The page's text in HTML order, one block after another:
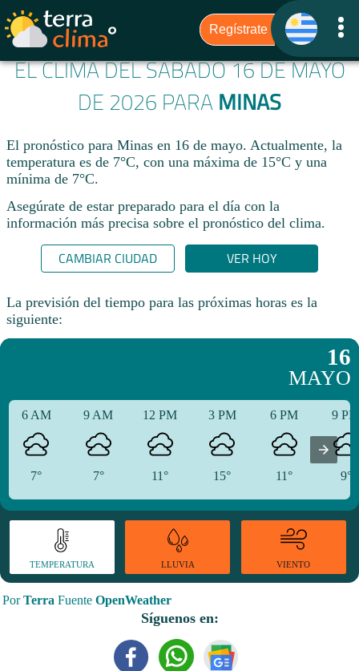
EL CLIMA DEL SÁBADO 16 DE MAYO
DE 2026 PARA MINAS
El pronóstico para Minas en 16 de mayo. Actualmente, la
temperatura es de 7°C, con una máxima de 15°C y una
mínima de 7°C.
Asegúrate de estar preparado para el día con la
información más precisa sobre el pronóstico del clima.
CAMBIAR CIUDAD VER HOY
La previsión del tiempo para las próximas horas es la
siguiente:
16
MAYO
6 AM
7°
9 AM
7°
12 PM
11°
3 PM
15°
6 PM
11°
9
9°
TEMPERATURA LLUVIA VIENTO
PorTerra Fuente OpenWeather
Síguenos en: